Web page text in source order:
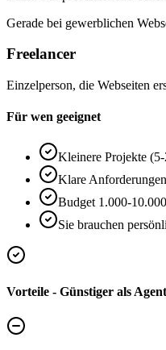
Gerade bei gewerblichen
Freelancer
Einzelperson, die Webseiten
Für wen geeignet
Kleinere Projekte
Klare Anforderungen
Budget 1.000-
Sie brauchen
Vorteile - Günstiger als